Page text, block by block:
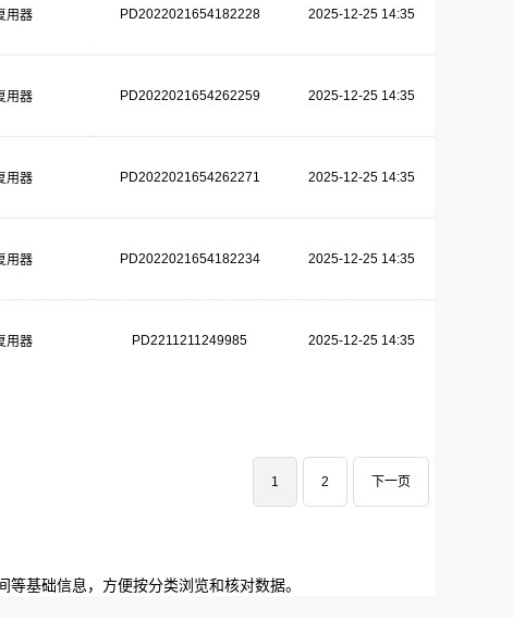
用器 PD2022021654182228 2025-12-25 14:35
用器 PD2022021654262259 2025-12-25 14:35
用器 PD2022021654262271 2025-12-25 14:35
用器 PD2022021654182234 2025-12-25 14:35
用器 PD2211211249985 2025-12-25 14:35
1 2 下一页
基础信息，方便按分类浏览和核对数据。